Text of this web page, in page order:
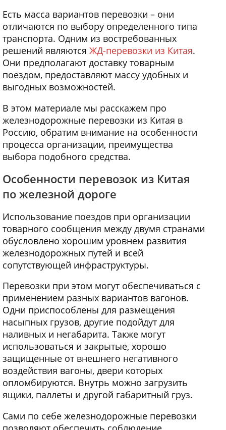
Есть масса вариантов перевозки – они
отличаются по выбору определенного типа
транспорта. Одним из востребованных
решений являются ЖД-перевозки из Китая.
Они предполагают доставку товарным
поездом, предоставляют массу удобных и
выгодных возможностей.
В этом материале мы расскажем про
железнодорожные перевозки из Китая в
Россию, обратим внимание на особенности
процесса организации, преимущества
выбора подобного средства.
Особенности перевозок из Китая
по железной дороге
Использование поездов при организации
товарного сообщения между двумя странами
обусловлено хорошим уровнем развития
железнодорожных путей и всей
сопутствующей инфраструктуры.
Перевозки при этом могут обеспечиваться с
применением разных вариантов вагонов.
Одни приспособлены для размещения
насыпных грузов, другие подойдут для
наливных и негабарита. Также могут
использоваться и закрытые, хорошо
защищенные от внешнего негативного
воздействия вагоны, двери которых
опломбируются. Внутрь можно загрузить
ящики, паллеты и другой габаритный груз.
Сами по себе железнодорожные перевозки